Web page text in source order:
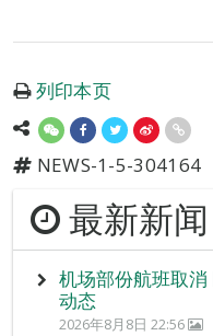
列印本页
NEWS-1-5-304164
最新新闻
机场部份航班取
动态
2026年8月8日 22:56